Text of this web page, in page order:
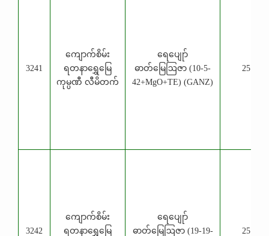
3241
ကျောက်စိမ်း
ရတနာရွှေမြေ
ကုမ္ပဏီ လီမိတက်
ရေပျေုာ်
ဓာတ်မြေဩဇာ (10-5-
42+MgO+TE) (GANZ)
25 Kg
3242
ကျောက်စိမ်း
ရတနာရွှေမြေ
ရေပျေုာ်
ဓာတ်မြေဩဇာ (19-19-
25 Kg